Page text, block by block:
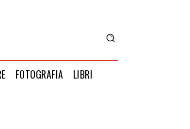
FOTOGRAFIA LIBRI